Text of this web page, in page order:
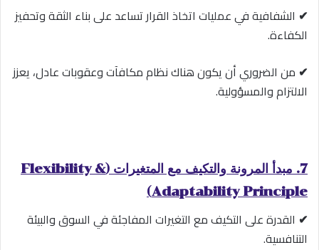
✔ الشفافية في عمليات اتخاذ القرار تساعد على بناء الثقة وتحفيز
الكفاءة.
✔ من الضروري أن يكون هناك نظام مكافآت وعقوبات عادل، يعزز
الالتزام والمسؤولية.
7. مبدأ المرونة والتكيف مع المتغيرات (Flexibility &
Adaptability Principle)
✔ القدرة على التكيف مع التغيرات المفاجئة في السوق والبيئة
التنافسية.